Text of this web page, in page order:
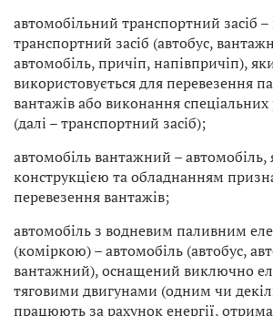
автомобільний транспортний засіб –
транспортний засіб (автобус,
автомобіль, причіп, напівпричіп),
використовується для перевезення
вантажів або виконання
(далі – транспортний засіб);
автомобіль вантажний – автомобіль,
конструкцією та обладнанням
перевезення вантажів;
автомобіль з водневим паливним
(коміркою) – автомобіль (автобус,
вантажний), оснащений виключно
тяговими двигунами (одним чи
працюють за рахунок енергії,